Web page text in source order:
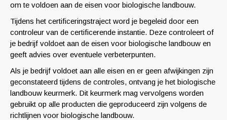
om te voldoen aan de eisen voor biologische landbouw.
Tijdens het certificeringstraject word je begeleid door een
controleur van de certificerende instantie. Deze controleert of
je bedrijf voldoet aan de eisen voor biologische landbouw en
geeft advies over eventuele verbeterpunten.
Als je bedrijf voldoet aan alle eisen en er geen afwijkingen zijn
geconstateerd tijdens de controles, ontvang je het biologische
landbouw keurmerk. Dit keurmerk mag vervolgens worden
gebruikt op alle producten die geproduceerd zijn volgens de
richtlijnen voor biologische landbouw.